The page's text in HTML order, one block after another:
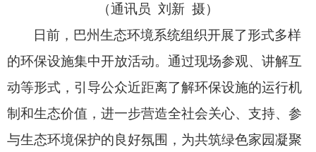
（通讯员 刘新 摄）
日前， 巴州生态环境系统组织开展了形式多样
的环保设施集中开放活动。 通过现场参观、 讲解互
动等形式， 引导公众近距离了解环保设施的运行机
制和生态价值， 进一步营造全社会关心、 支持、 参
与生态环境保护的良好氛围， 为共筑绿色家园凝聚